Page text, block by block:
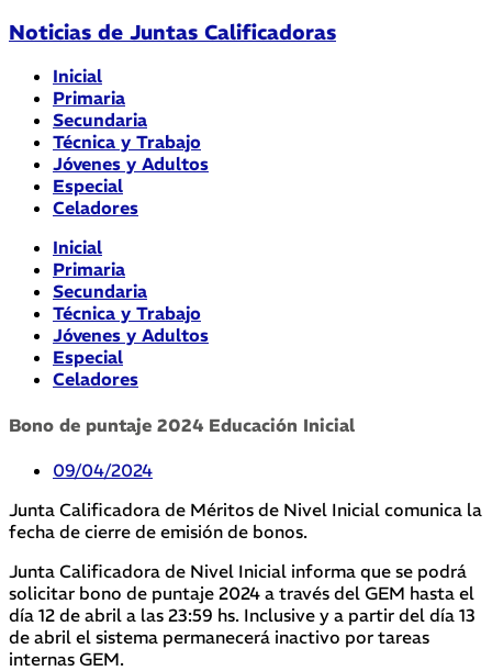
Noticias de Juntas Calificadoras
Inicial
Primaria
Secundaria
Técnica y Trabajo
Jóvenes y Adultos
Especial
Celadores
Inicial
Primaria
Secundaria
Técnica y Trabajo
Jóvenes y Adultos
Especial
Celadores
Bono de puntaje 2024 Educación Inicial
09/04/2024
Junta Calificadora de Méritos de Nivel Inicial comunica la
fecha de cierre de emisión de bonos.
Junta Calificadora de Nivel Inicial informa que se podrá
solicitar bono de puntaje 2024 a través del GEM hasta el
día 12 de abril a las 23:59 hs. Inclusive y a partir del día 13
de abril el sistema permanecerá inactivo por tareas
internas GEM.